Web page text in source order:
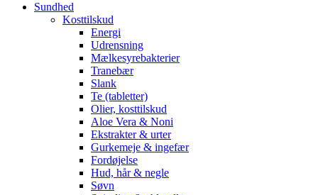
Sundhed
Kosttilskud
Energi
Udrensning
Mælkesyrebakterier
Tranebær
Slank
Te (tabletter)
Olier, kosttilskud
Aloe Vera & Noni
Ekstrakter & urter
Gurkemeje & ingefær
Fordøjelse
Hud, hår & negle
Søvn